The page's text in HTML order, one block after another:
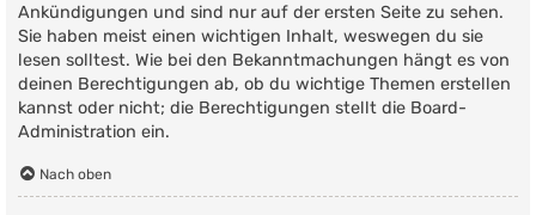
Ankündigungen und sind nur auf der ersten Seite zu sehen.
Sie haben meist einen wichtigen Inhalt, weswegen du sie
lesen solltest. Wie bei den Bekanntmachungen hängt es von
deinen Berechtigungen ab, ob du wichtige Themen erstellen
kannst oder nicht; die Berechtigungen stellt die Board-
Administration ein.
Nach oben